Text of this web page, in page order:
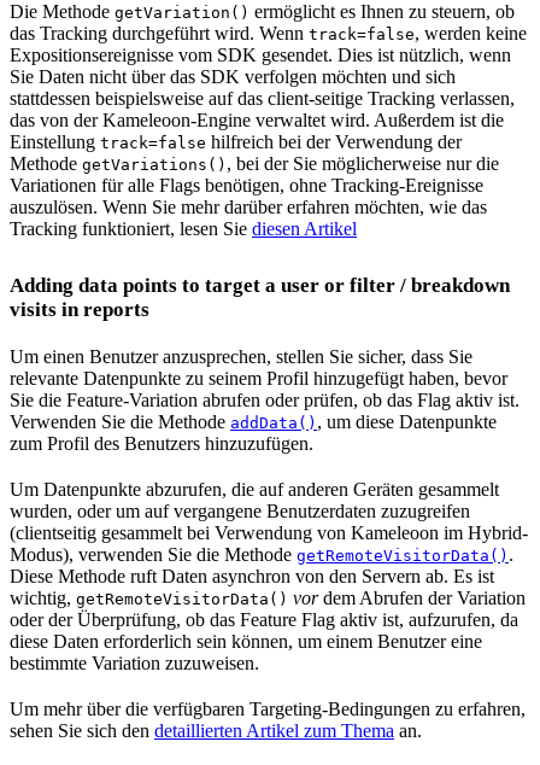
Die Methode getVariation() ermöglicht es Ihnen zu steuern, ob
das Tracking durchgeführt wird. Wenn track=false, werden keine
Expositionsereignisse vom SDK gesendet. Dies ist nützlich, wenn
Sie Daten nicht über das SDK verfolgen möchten und sich
stattdessen beispielsweise auf das client-seitige Tracking verlassen,
das von der Kameleoon-Engine verwaltet wird. Außerdem ist die
Einstellung track=false hilfreich bei der Verwendung der
Methode getVariations() , bei der Sie möglicherweise nur die
Variationen für alle Flags benötigen, ohne Tracking-Ereignisse
auszulösen. Wenn Sie mehr darüber erfahren möchten, wie das
Tracking funktioniert, lesen Sie diesen Artikel
Adding data points to target a user or filter / breakdown
visits in reports
Um einen Benutzer anzusprechen, stellen Sie sicher, dass Sie
relevante Datenpunkte zu seinem Profil hinzugefügt haben, bevor
Sie die Feature-Variation abrufen oder prüfen, ob das Flag aktiv ist.
Verwenden Sie die Methode addData() , um diese Datenpunkte
zum Profil des Benutzers hinzuzufügen.
Um Datenpunkte abzurufen, die auf anderen Geräten gesammelt
wurden, oder um auf vergangene Benutzerdaten zuzugreifen
(clientseitig gesammelt bei Verwendung von Kameleoon im Hybrid-
Modus), verwenden Sie die Methode getRemoteVisitorData() .
Diese Methode ruft Daten asynchron von den Servern ab. Es ist
wichtig, getRemoteVisitorData() vordem Abrufen der Variation
oder der Überprüfung, ob das Feature Flag aktiv ist, aufzurufen, da
diese Daten erforderlich sein können, um einem Benutzer eine
bestimmte Variation zuzuweisen.
Um mehr über die verfügbaren Targeting-Bedingungen zu erfahren,
sehen Sie sich den detaillierten Artikel zum Thema an.